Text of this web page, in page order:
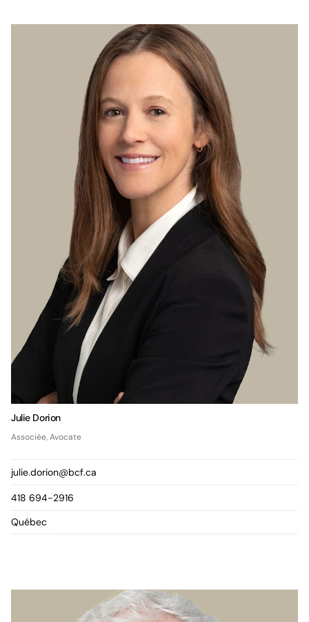
Julie Dorion
Associée, Avocate
julie.dorion@bcf.ca
418 694-2916
Québec